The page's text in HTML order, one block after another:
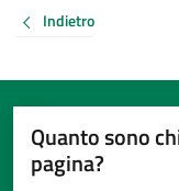
Indietro
Quanto sono
pagina?